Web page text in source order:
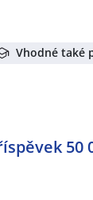
Vhodné také
50